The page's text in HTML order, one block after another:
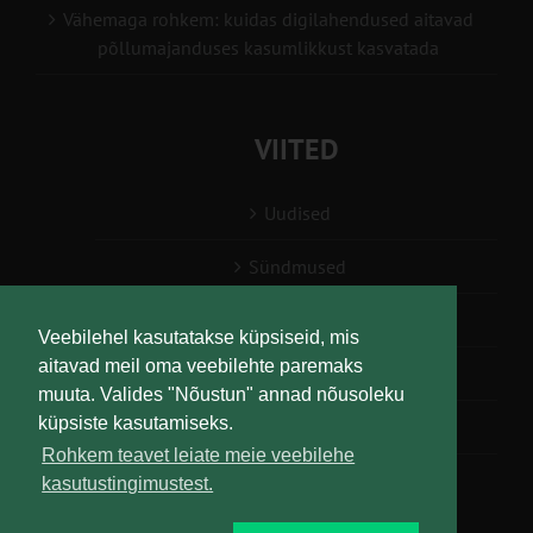
Veebilehel kasutatakse küpsiseid, mis
aitavad meil oma veebilehte paremaks
muuta. Valides "Nõustun" annad nõusoleku
küpsiste kasutamiseks.
Rohkem teavet leiate meie veebilehe
kasutustingimustest.
Vähemaga rohkem: kuidas digilahendused aitavad
põllumajanduses kasumlikkust kasvatada
VIITED
Uudised
Sündmused
Teabesalv
Liitu uudiskirjaga